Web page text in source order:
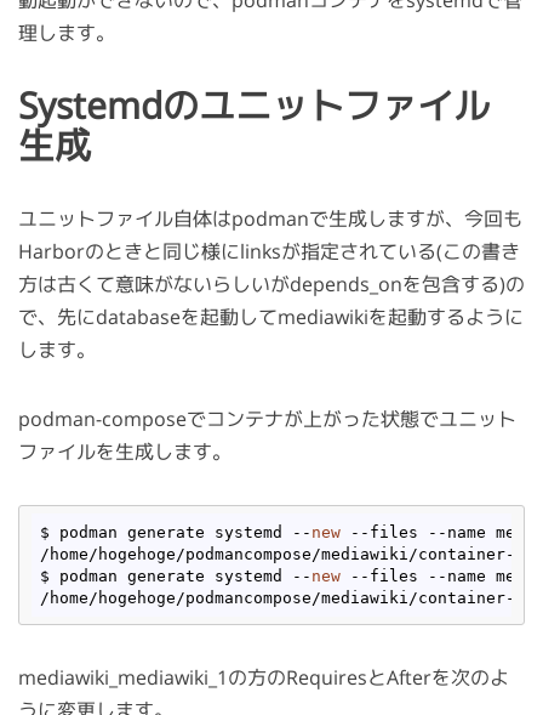
理します。
Systemdのユニットファイル
生成
ユニットファイル自体はpodmanで生成しますが、今回も
Harborのときと同じ様にlinksが指定されている(この書き
方は古くて意味がないらしいがdepends_onを包含する)の
で、先にdatabaseを起動してmediawikiを起動するように
します。
podman-composeでコンテナが上がった状態でユニット
ファイルを生成します。
$ podman generate systemd -- new --files --name
/home/hogehoge/podmancompose/mediawiki/container-
$ podman generate systemd -- new --files --name
mediawiki_mediawiki_1の方のRequiresとAfterを次のよ
うに変更します。